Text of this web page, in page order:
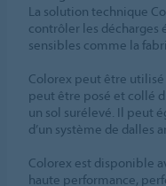
La solution technique
contrôler les décharges
sensibles comme la
Colorex peut être
peut être posé et collé
un sol surélevé. Il peut
d’un système de dalles
Colorex est disponible
haute performance,